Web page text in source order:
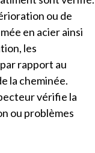
ou de
en acier ainsi
les
rapport au
la cheminée.
vérifie la
ou problèmes